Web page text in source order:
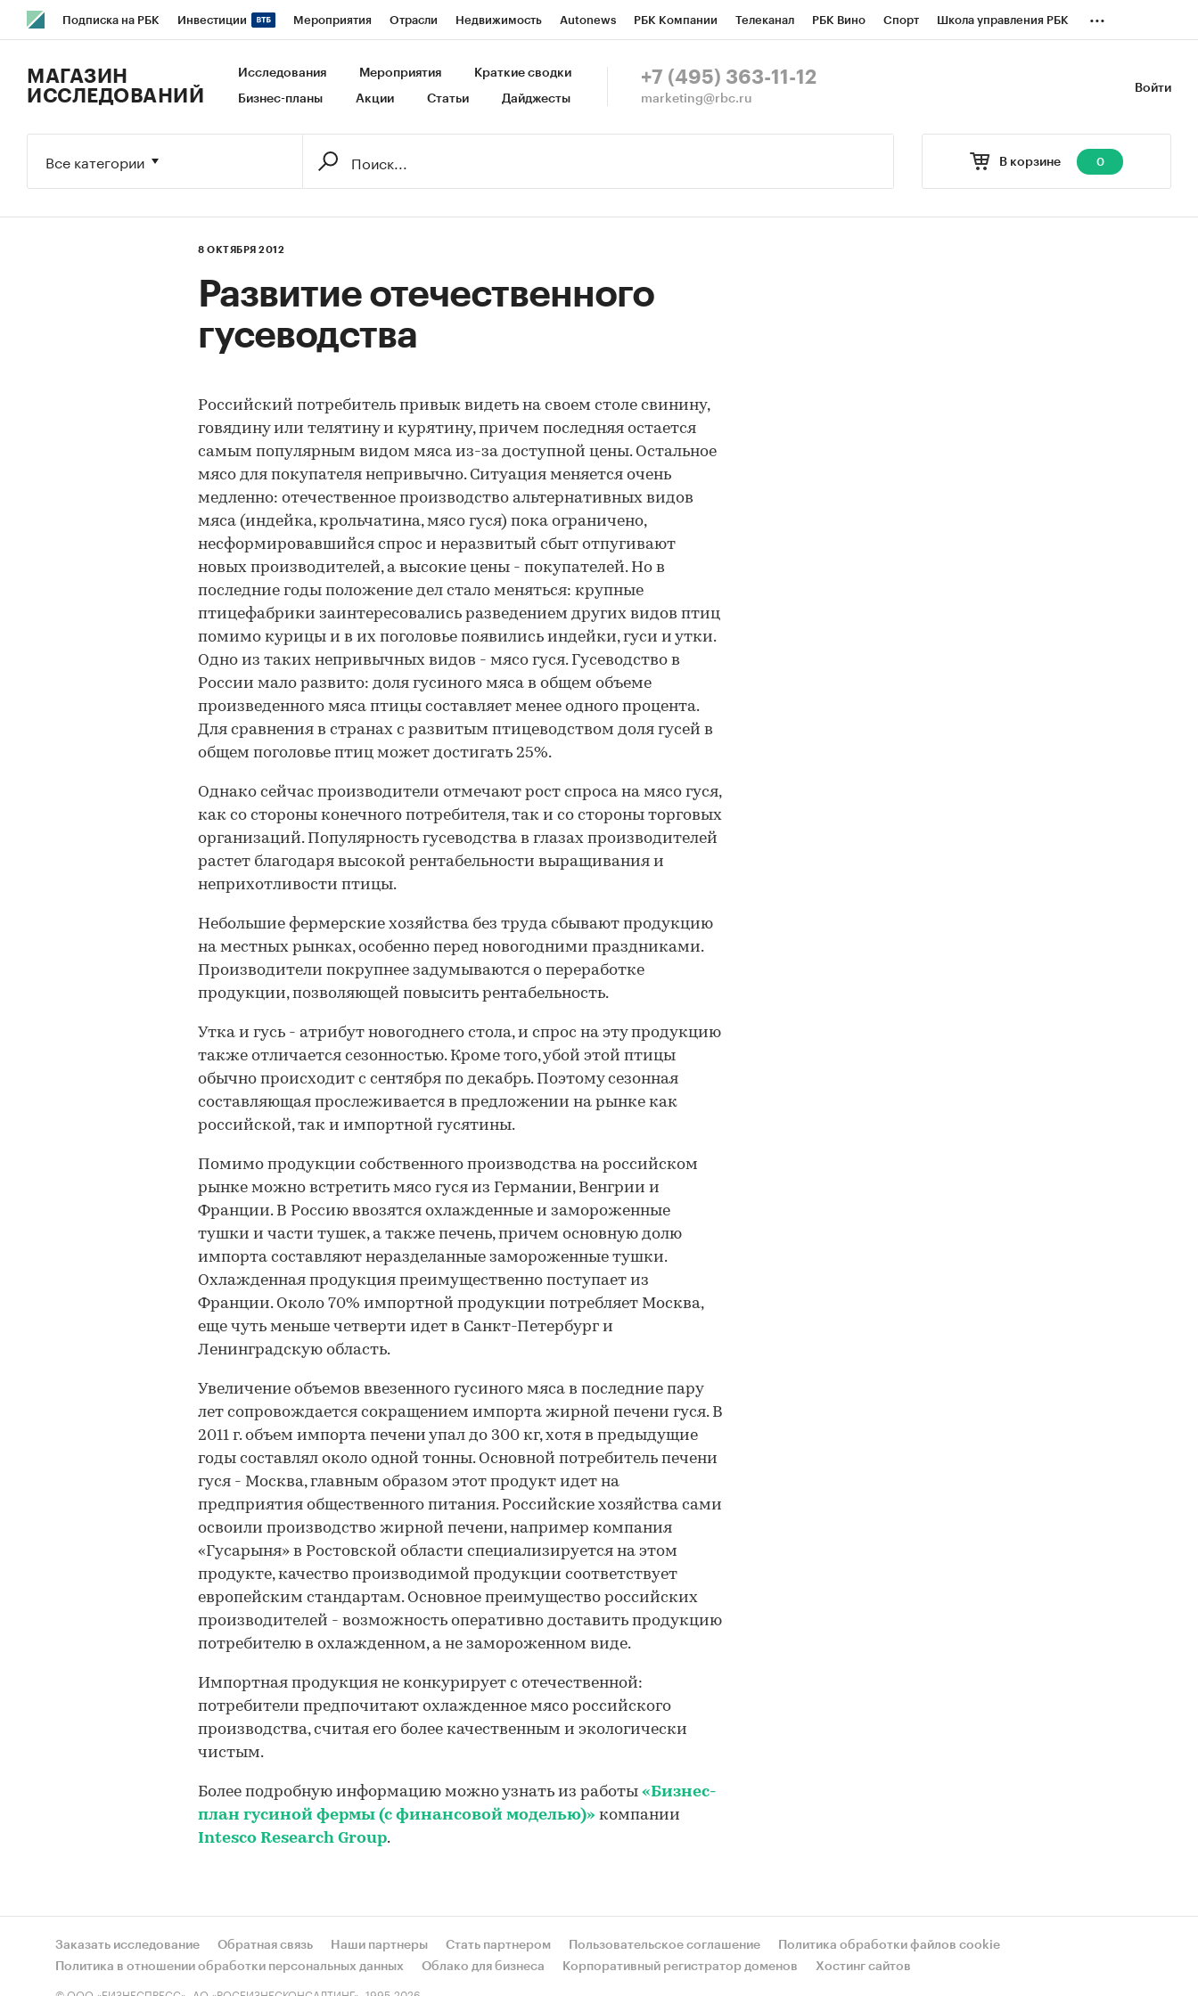
Подписка на РБК Инвестиции Мероприятия Отрасли Недвижимость Autonews РБК Компании Телеканал РБК Вино Спорт Школа управления РБК
Исследования Кредитные рейтинги Франшизы Газета Спецпроекты СПб Конференции СПб Спецпроекты
...
Войти
МАГАЗИН
ИССЛЕДОВАНИЙ
Исследования Мероприятия Краткие сводки
Бизнес-планы Акции Статьи Дайджесты
+7 (495) 363-11-12
marketing@rbc.ru
В корзине 0
Все категории
8 ОКТЯБРЯ 2012
Развитие отечественного
гусеводства
Российский потребитель привык видеть на своем столе свинину,
говядину или телятину и курятину, причем последняя остается
самым популярным видом мяса из-за доступной цены. Остальное
мясо для покупателя непривычно. Ситуация меняется очень
медленно: отечественное производство альтернативных видов
мяса (индейка, крольчатина, мясо гуся) пока ограничено,
несформировавшийся спрос и неразвитый сбыт отпугивают
новых производителей, а высокие цены - покупателей. Но в
последние годы положение дел стало меняться: крупные
птицефабрики заинтересовались разведением других видов птиц
помимо курицы и в их поголовье появились индейки, гуси и утки.
Одно из таких непривычных видов - мясо гуся. Гусеводство в
России мало развито: доля гусиного мяса в общем объеме
произведенного мяса птицы составляет менее одного процента.
Для сравнения в странах с развитым птицеводством доля гусей в
общем поголовье птиц может достигать 25%.
Однако сейчас производители отмечают рост спроса на мясо гуся,
как со стороны конечного потребителя, так и со стороны торговых
организаций. Популярность гусеводства в глазах производителей
растет благодаря высокой рентабельности выращивания и
неприхотливости птицы.
Небольшие фермерские хозяйства без труда сбывают продукцию
на местных рынках, особенно перед новогодними праздниками.
Производители покрупнее задумываются о переработке
продукции, позволяющей повысить рентабельность.
Утка и гусь - атрибут новогоднего стола, и спрос на эту продукцию
также отличается сезонностью. Кроме того, убой этой птицы
обычно происходит с сентября по декабрь. Поэтому сезонная
составляющая прослеживается в предложении на рынке как
российской, так и импортной гусятины.
Помимо продукции собственного производства на российском
рынке можно встретить мясо гуся из Германии, Венгрии и
Франции. В Россию ввозятся охлажденные и замороженные
тушки и части тушек, а также печень, причем основную долю
импорта составляют неразделанные замороженные тушки.
Охлажденная продукция преимущественно поступает из
Франции. Около 70% импортной продукции потребляет Москва,
еще чуть меньше четверти идет в Санкт-Петербург и
Ленинградскую область.
Увеличение объемов ввезенного гусиного мяса в последние пару
лет сопровождается сокращением импорта жирной печени гуся. В
2011 г. объем импорта печени упал до 300 кг, хотя в предыдущие
годы составлял около одной тонны. Основной потребитель печени
гуся - Москва, главным образом этот продукт идет на
предприятия общественного питания. Российские хозяйства сами
освоили производство жирной печени, например компания
«Гусарыня» в Ростовской области специализируется на этом
продукте, качество производимой продукции соответствует
европейским стандартам. Основное преимущество российских
производителей - возможность оперативно доставить продукцию
потребителю в охлажденном, а не замороженном виде.
Импортная продукция не конкурирует с отечественной:
потребители предпочитают охлажденное мясо российского
производства, считая его более качественным и экологически
чистым.
Более подробную информацию можно узнать из работы «Бизнес-
план гусиной фермы (с финансовой моделью)» компании
Intesco Research Group.
Заказать исследование Обратная связь Наши партнеры Стать партнером Пользовательское соглашение
Политика обработки файлов cookie
Политика в отношении обработки персональных данных
Облако для бизнеса Корпоративный регистратор доменов Хостинг сайтов